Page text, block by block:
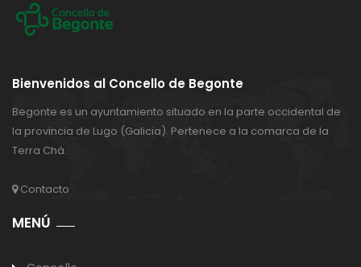
Bienvenidos al Concello de Begonte
Begonte es un ayuntamiento situado en la parte occidental de
la provincia de Lugo (Galicia). Pertenece a la comarca de la
Terra Chá.
Contacto
MENÚ